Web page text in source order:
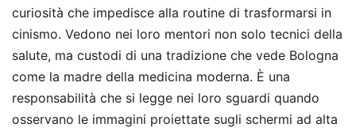
curiosità che impedisce alla routine di trasformarsi in
cinismo. Vedono nei loro mentori non solo tecnici della
salute, ma custodi di una tradizione che vede Bologna
come la madre della medicina moderna. È una
responsabilità che si legge nei loro sguardi quando
osservano le immagini proiettate sugli schermi ad alta